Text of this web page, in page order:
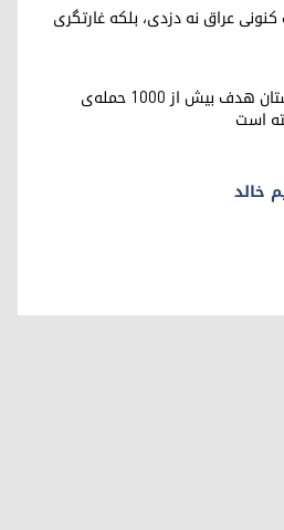
عراق نه دزدی، بلکه غارتگری
مسرور بارزانی: اقلیم کوردستان هدف بیش از ۱۰۰۰ حمله‌ی
است
خالد